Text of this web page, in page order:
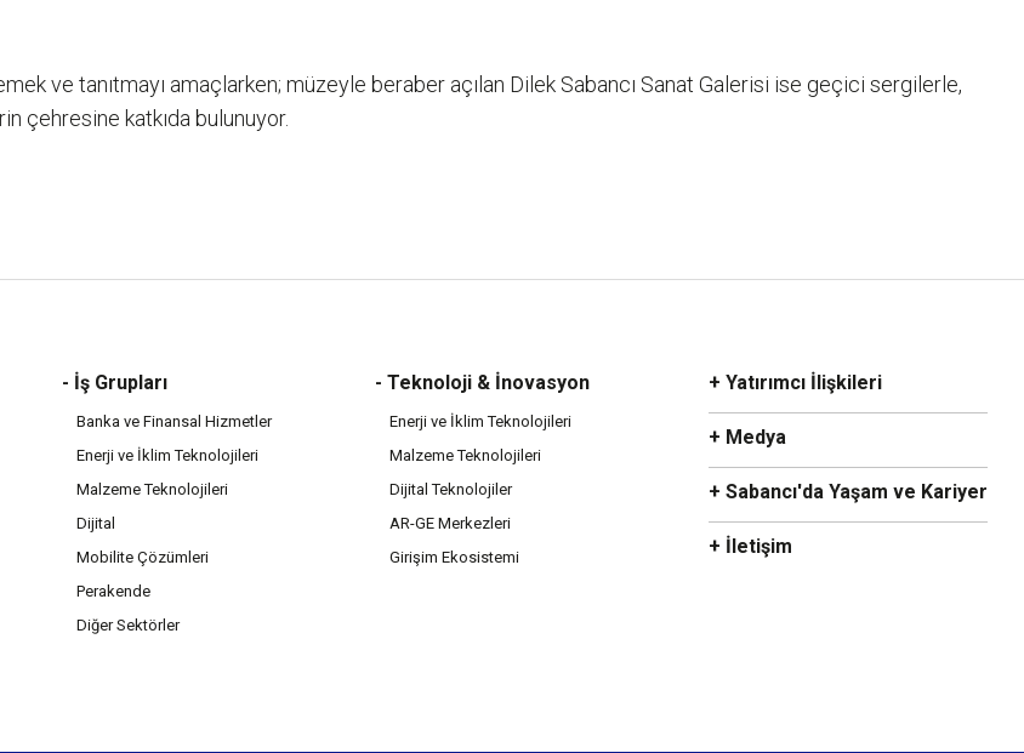
ve tanıtmayı amaçlarken; müzeyle beraber açılan Dilek Sabancı Sanat Galerisi ise geçici sergilerle,
çehresine katkıda bulunuyor.
- İş Grupları
Banka ve Finansal Hizmetler
Enerji ve İklim Teknolojileri
Malzeme Teknolojileri
Dijital
Mobilite Çözümleri
Perakende
Diğer Sektörler
- Teknoloji & İnovasyon
Enerji ve İklim Teknolojileri
Malzeme Teknolojileri
Dijital Teknolojiler
AR-GE Merkezleri
Girişim Ekosistemi
+ Yatırımcı İlişkileri
+ Medya
+ Sabancı'da Yaşam ve Kariyer
+ İletişim